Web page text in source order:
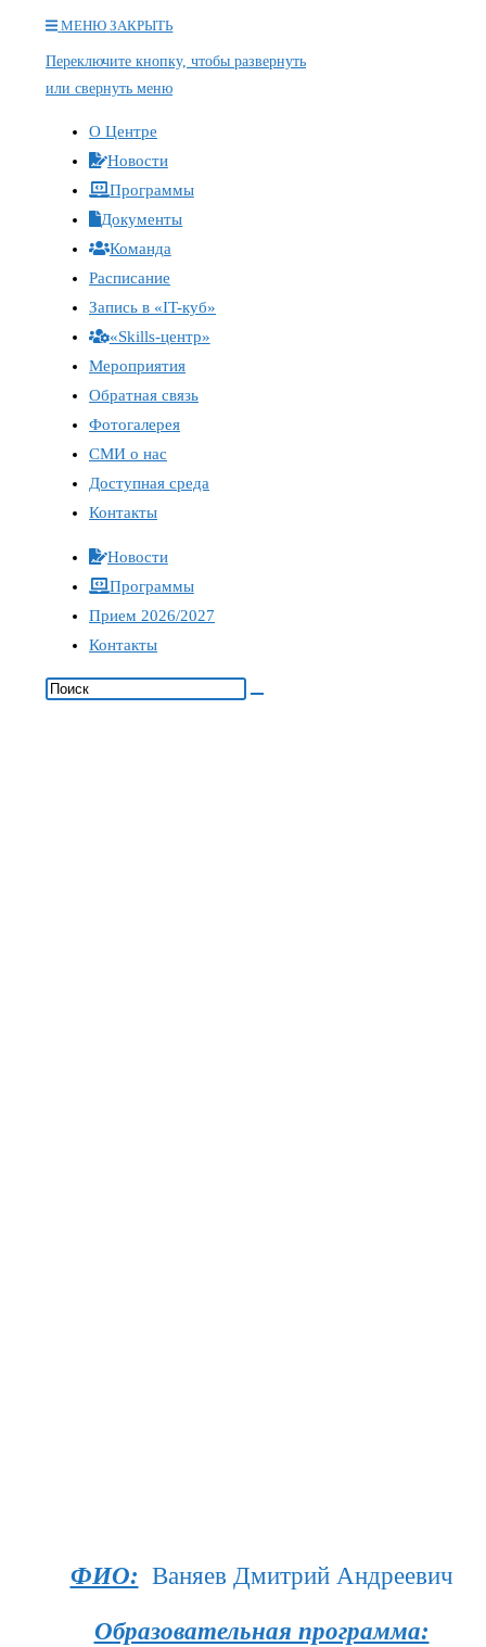
МЕНЮ ЗАКРЫТЬ
Переключите кнопку, чтобы развернуть
или свернуть меню
О Центре
Новости
Программы
Документы
Команда
Расписание
Запись в «IT-куб»
«Skills-центр»
Мероприятия
Обратная связь
Фотогалерея
СМИ о нас
Доступная среда
Контакты
Новости
Программы
Прием 2026/2027
Контакты
ФИО: Ваняев Дмитрий Андреевич
Образовательная программа: